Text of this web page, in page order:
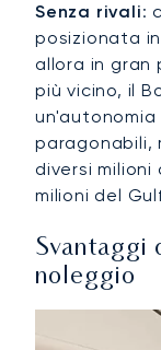
Senza rivali:
posizionata
allora in gran
più vicino, il
paragonabili,
diversi
milioni del
Svantaggi
noleggio